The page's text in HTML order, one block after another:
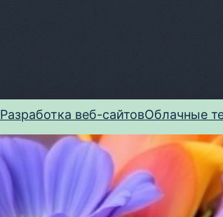
Разработка веб-сайтовОблачные